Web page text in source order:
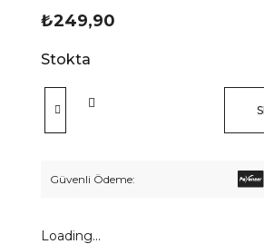
₺249,90
Stokta
Güvenli Ödeme:
Loading...